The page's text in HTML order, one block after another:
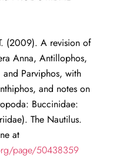
(2009). A revision of
Anna, Antillophos,
Parviphos, with
and notes on
Buccinidae:
The Nautilus.
at
page/50438359